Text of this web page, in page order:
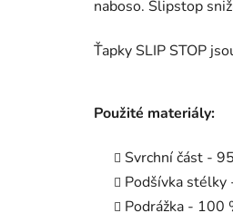
naboso. Slipstop
Ťapky SLIP STOP
Použité materiály:
Svrchní část -
Podšívka
Podrážka - 100